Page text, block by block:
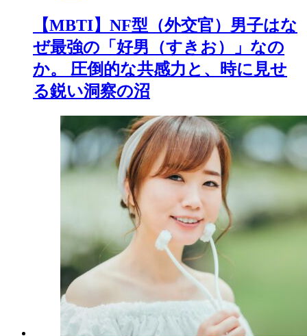
【MBTI】NF型（外交官）男子はな
ぜ最強の「好男（すきお）」なの
か。 圧倒的な共感力と、時に見せ
る鋭い洞察の沼